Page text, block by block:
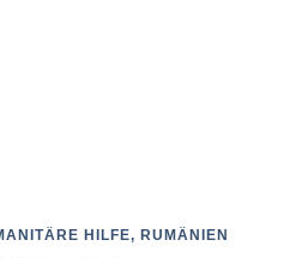
HILFE, RUMÄNIEN